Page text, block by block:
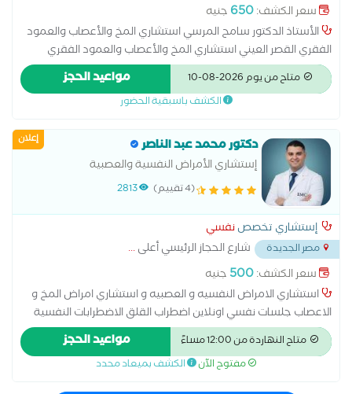
سعر الكشف:650 جنيه
الأستاذ الدكتور سامح المرسي استشاري المخ والأعصاب والعمود
الفقري القصر العيني استشاري المخ والأعصاب والعمود الفقري
مستشفى أبو الريش للاطفال سفير أطباء العالم للمخ والأعصاب
والعمود الفقري
متاح من يوم 2026-08-10 مواعيد الحجز
الكشف باسبقية الحضور
إعلان دكتور محمد عبد الناصر
إستشاري الأمراض النفسية والعصبية
(4 تقييم) 2813
إستشاري تخصصنفسي
مصر الجديدة شارع الحجاز الرئيسي أعلى...
سعر الكشف:500 جنيه
استشاري الامراض النفسيه و العصبيه و استشاري امراض المخ و
الاعصاب جلسات نفسي اونلاين اضطراب القلق الاضطرابات النفسية
اضطراب الوسواس القهري الاضطراب ثنائي القطب الاضطرابات
السلوكية والوجدانية المشاكل الزوجية والأسرية جلسات علاج نفسي
طب نفسى الأطفال علاج الأمراض النفسية علاج الإدمان علاج
متاح النهاردة من 12:00 مساءً مواعيد الحجز
مفتوح الآن الكشف بميعاد محدد